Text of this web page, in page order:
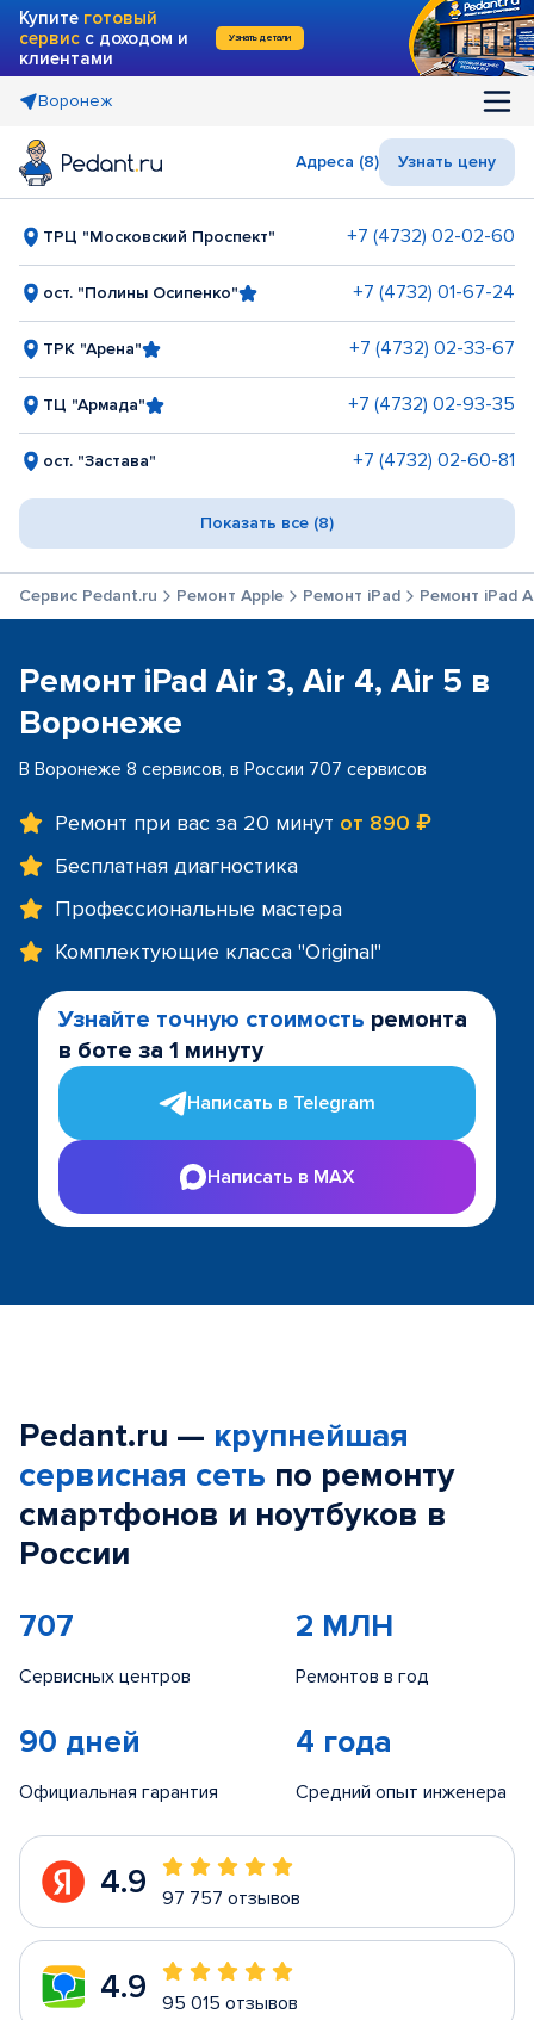
Купите готовый
сервис с доходом и
клиентами
Узнать детали
Воронеж
Адреса (8) Узнать цену
ТРЦ "Московский Проспект" +7 (4732) 02-02-60
ост. "Полины Осипенко" +7 (4732) 01-67-24
ТРК "Арена" +7 (4732) 02-33-67
ТЦ "Армада" +7 (4732) 02-93-35
ост. "Застава" +7 (4732) 02-60-81
Показать все (8)
Сервис Pedant.ru Ремонт Apple Ремонт iPad Ремонт iPad
Ремонт iPad Air 3, Air 4, Air 5 в
Воронеже
В Воронеже 8 сервисов, в России 707 сервисов
Ремонт при вас за 20 минут от 890 ₽
Бесплатная диагностика
Профессиональные мастера
Комплектующие класса "Original"
Узнайте точную стоимость ремонта
в боте за 1 минуту
Написать в Telegram
Написать в MAX
Pedant.ru — крупнейшая
сервисная сеть по ремонту
смартфонов и ноутбуков в
России
707
Сервисных центров
2 МЛН
Ремонтов в год
90 дней
Официальная гарантия
4 года
Средний опыт инженера
4.9 97 757 отзывов
4.9 95 015 отзывов